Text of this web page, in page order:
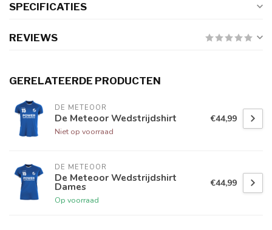
SPECIFICATIES
REVIEWS
GERELATEERDE PRODUCTEN
DE METEOOR
De Meteoor Wedstrijdshirt
Niet op voorraad
€44,99
DE METEOOR
De Meteoor Wedstrijdshirt
Dames
Op voorraad
€44,99